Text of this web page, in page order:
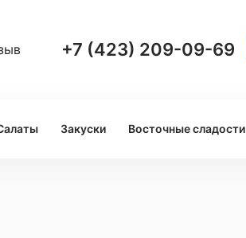
+7 (423) 209-09-69
Закуски Восточные сладости